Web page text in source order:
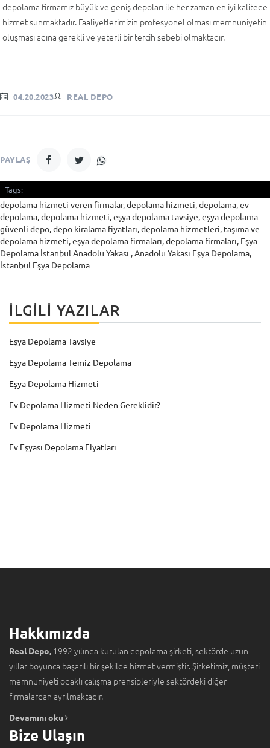
depolama firmamız büyük ve geniş depoları ile her zaman en iyi kalitede
hizmet sunmaktadır. Faaliyetlerimizin profesyonel olması memnuniyetin
oluşması adına gerekli ve yeterli bir tercih sebebi olmaktadır.
04.20.2023 REAL DEPO
PAYLAŞ
Tags:
depolama hizmeti veren firmalar, depolama hizmeti, depolama, ev
depolama, depolama hizmeti, eşya depolama tavsiye, eşya depolama
güvenli depo, depo kiralama fiyatları, depolama hizmetleri, taşıma ve
depolama hizmeti, eşya depolama firmaları, depolama firmaları, Eşya
Depolama İstanbul Anadolu Yakası , Anadolu Yakası Eşya Depolama,
İstanbul Eşya Depolama
İLGILI YAZILAR
Eşya Depolama Tavsiye
Eşya Depolama Temiz Depolama
Eşya Depolama Hizmeti
Ev Depolama Hizmeti Neden Gereklidir?
Ev Depolama Hizmeti
Ev Eşyası Depolama Fiyatları
Hakkımızda
Real Depo, 1992 yılında kurulan depolama şirketi, sektörde uzun
yıllar boyunca başarılı bir şekilde hizmet vermiştir. Şirketimiz, müşteri
memnuniyeti odaklı çalışma prensipleriyle sektördeki diğer
firmalardan ayrılmaktadır.
Devamını oku
Bize Ulaşın